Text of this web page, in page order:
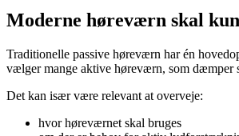
Moderne høreværn skal
Traditionelle passive høreværn har én
vælger mange aktive høreværn, som dæmper
Det kan især være relevant at overveje:
hvor høreværnet skal bruges